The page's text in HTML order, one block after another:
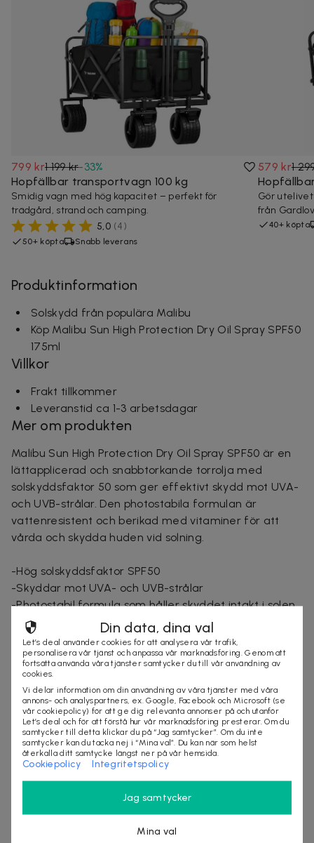
799 kr1 199 kr-33%
Hopfällbar transportvagn 100 kg
Smidig vagn med hög kapacitet – perfekt för
trädgård, strand och camping.
5,0 (4)
50+ köpta Snabb leverans
579 kr1
Gör
från Gardlov
40+ köpta
Produktinformation
Solskydd från populära Malibu
Köp Malibu Sun High Protection Dry Oil Spray SPF50
175ml
Villkor
Frakt tillkommer
Leveranstid ca 1-3 arbetsdagar
Mer om produkten
Malibu Sun High Protection Dry Oil Spray SPF50 är en
lättapplicerad och snabbtorkande torrolja med
solskyddsfaktor 50 som ger effektivt skydd mot UVA-
och UVB-strålar. Den photostabila formulan är
vattenresistent och berikad med vitaminer för att
vårda och skydda huden vid solning.
-Hög solskyddsfaktor SPF50
-Skyddar mot UVA- och UVB-strålar
-Photostabil formula som håller skyddet intakt i solen
-Kliniskt bevisad att vara skonsam mot huden
-Enkel att applicera med aerosolsprej
-Icke-kladdig och snabbtorkande
-Berikad med vitaminer för extra hudvård
-Vattenresistent – perfekt för utomhusaktiviteter
-Testad endast på människor
175ml
556797-9819
Din data, dina val
Let’s deal använder cookies för att analysera vår trafik,
personalisera vår tjänst och anpassa vår marknadsföring. Genom att
fortsätta använda våra tjänster samtycker du till vår användning av
cookies.
Vi delar information om din användning av våra tjänster med våra
annons- och analyspartners, ex. Google, Facebook och Microsoft (se
vår cookiepolicy) för att ge dig relevanta annonser på och utanför
Let’s deal och för att förstå hur vår marknadsföring presterar. Om du
samtycker till detta klickar du på “Jag samtycker”. Om du inte
samtycker kan du tacka nej i “Mina val”. Du kan när som helst
återkalla ditt samtycke längst ner på vår hemsida.
Cookiepolicy Integritetspolicy
Jag samtycker
Mina val